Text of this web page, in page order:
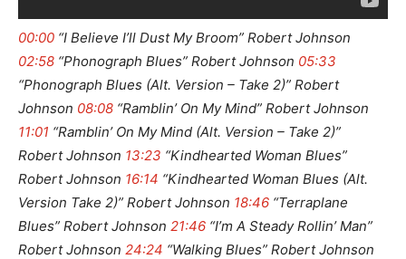
00:00 “I Believe I’ll Dust My Broom” Robert Johnson
02:58 “Phonograph Blues” Robert Johnson 05:33
“Phonograph Blues (Alt. Version – Take 2)” Robert
Johnson 08:08 “Ramblin’ On My Mind” Robert Johnson
11:01 “Ramblin’ On My Mind (Alt. Version – Take 2)”
Robert Johnson 13:23 “Kindhearted Woman Blues”
Robert Johnson 16:14 “Kindhearted Woman Blues (Alt.
Version Take 2)” Robert Johnson 18:46 “Terraplane
Blues” Robert Johnson 21:46 “I’m A Steady Rollin’ Man”
Robert Johnson 24:24 “Walking Blues” Robert Johnson